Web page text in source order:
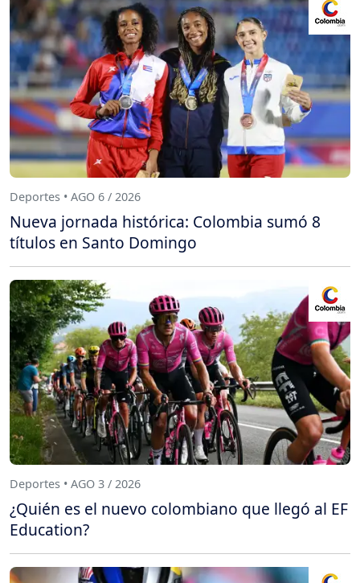
Deportes • AGO 6 / 2026
Nueva jornada histórica: Colombia sumó 8
títulos en Santo Domingo
Deportes • AGO 3 / 2026
¿Quién es el nuevo colombiano que llegó al EF
Education?